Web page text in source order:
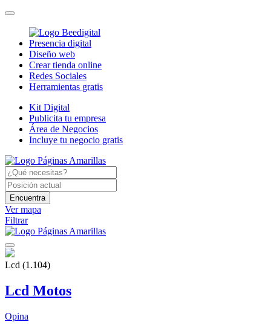
Presencia digital
Diseño web
Crear tienda online
Redes Sociales
Herramientas gratis
Kit Digital
Publicita tu empresa
Área de Negocios
Incluye tu negocio gratis
Encuentra
Ver mapa
Filtrar
Lcd (1.104)
Lcd Motos
Opina